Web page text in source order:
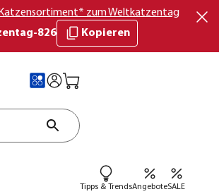
Katzensortiment* zum Weltkatzentag
826
Kopieren
Tipps & TrendsAngeboteSALE